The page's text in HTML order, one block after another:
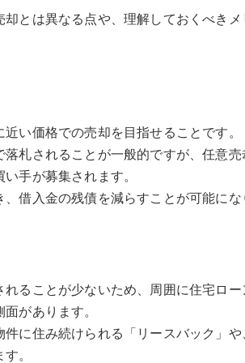
とは異なる点や、理解しておくべきメ
い価格での売却を目指せることです。
札されることが一般的ですが、任意
手が募集されます。
借入金の残債を減らすことが可能にな
ることが少ないため、周囲に住宅ロ
があります。
に住み続けられる「リースバック」
。